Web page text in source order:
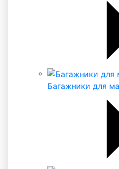
Багажники для